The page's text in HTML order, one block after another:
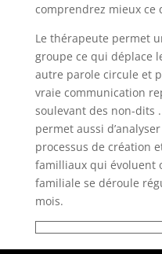
comprendrez mieux ce
Le thérapeute permet
groupe ce qui déplace
autre parole circule et
vraie communication
soulevant des non-dits
permet aussi
processus de création
familliaux qui évoluent
familiale se déroule
mois.